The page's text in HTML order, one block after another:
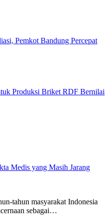
Pemkot Bandung Percepat
Produksi Briket RDF Bernilai
Medis yang Masih Jarang
tahun masyarakat Indonesia
sebagai…